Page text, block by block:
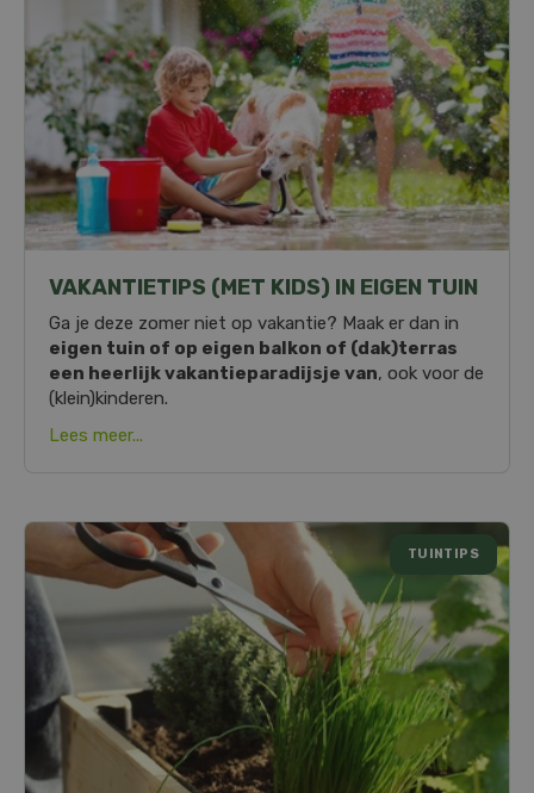
VAKANTIETIPS (MET KIDS) IN EIGEN TUIN
Ga je deze zomer niet op vakantie? Maak er dan in
eigen tuin of op eigen balkon of (dak)terras
een heerlijk vakantieparadijsje van, ook voor de
(klein)kinderen.
Lees meer...
TUINTIPS